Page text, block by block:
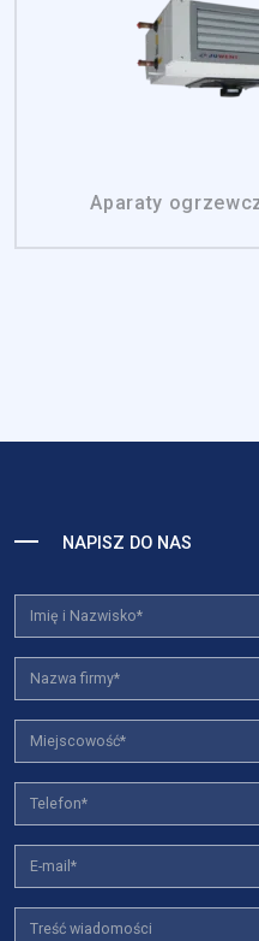
Aparaty
NAPISZ DO NAS